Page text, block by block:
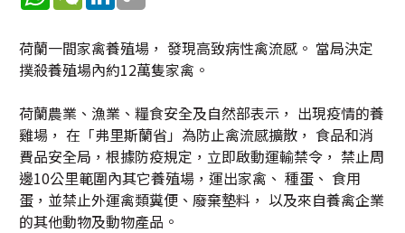
荷蘭一間家禽養殖場， 發現高致病性禽流感。 當局決定
撲殺養殖場內約12萬隻家禽。
荷蘭農業、漁業、糧食安全及自然部表示， 出現疫情的養
雞場， 在「弗里斯蘭省」為防止禽流感擴散， 食品和消
費品安全局，根據防疫規定，立即啟動運輸禁令， 禁止周
邊10公里範圍內其它養殖場，運出家禽、 種蛋、 食用
蛋，並禁止外運禽類糞便、廢棄墊料， 以及來自養禽企業
的其他動物及動物產品。